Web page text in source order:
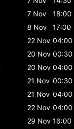
7 Nov
18:00
8 Nov
17:00
22 Nov 04:00
20 Nov 00:30
20 Nov 04:00
21 Nov 00:30
21 Nov 04:00
22 Nov 04:00
29 Nov 16:00